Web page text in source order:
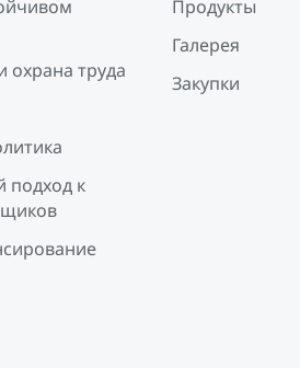
охрана труда
подход к
Продукты
Галерея
Закупки